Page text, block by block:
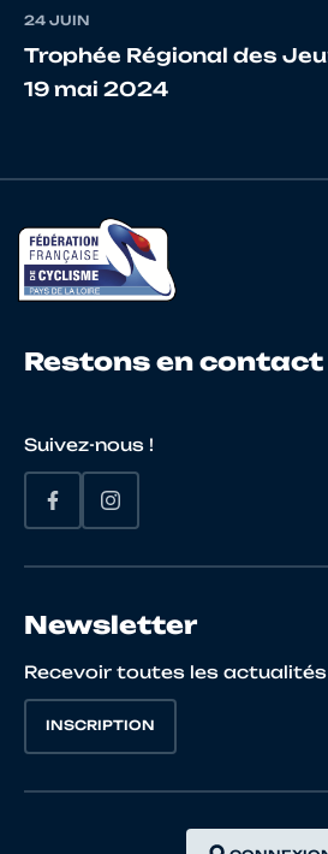
10121722351
24 JUIN
Trophée Régional des
19 mai 2024
Restons en contact
Suivez-nous !
Newsletter
Recevoir toutes les
INSCRIPTION